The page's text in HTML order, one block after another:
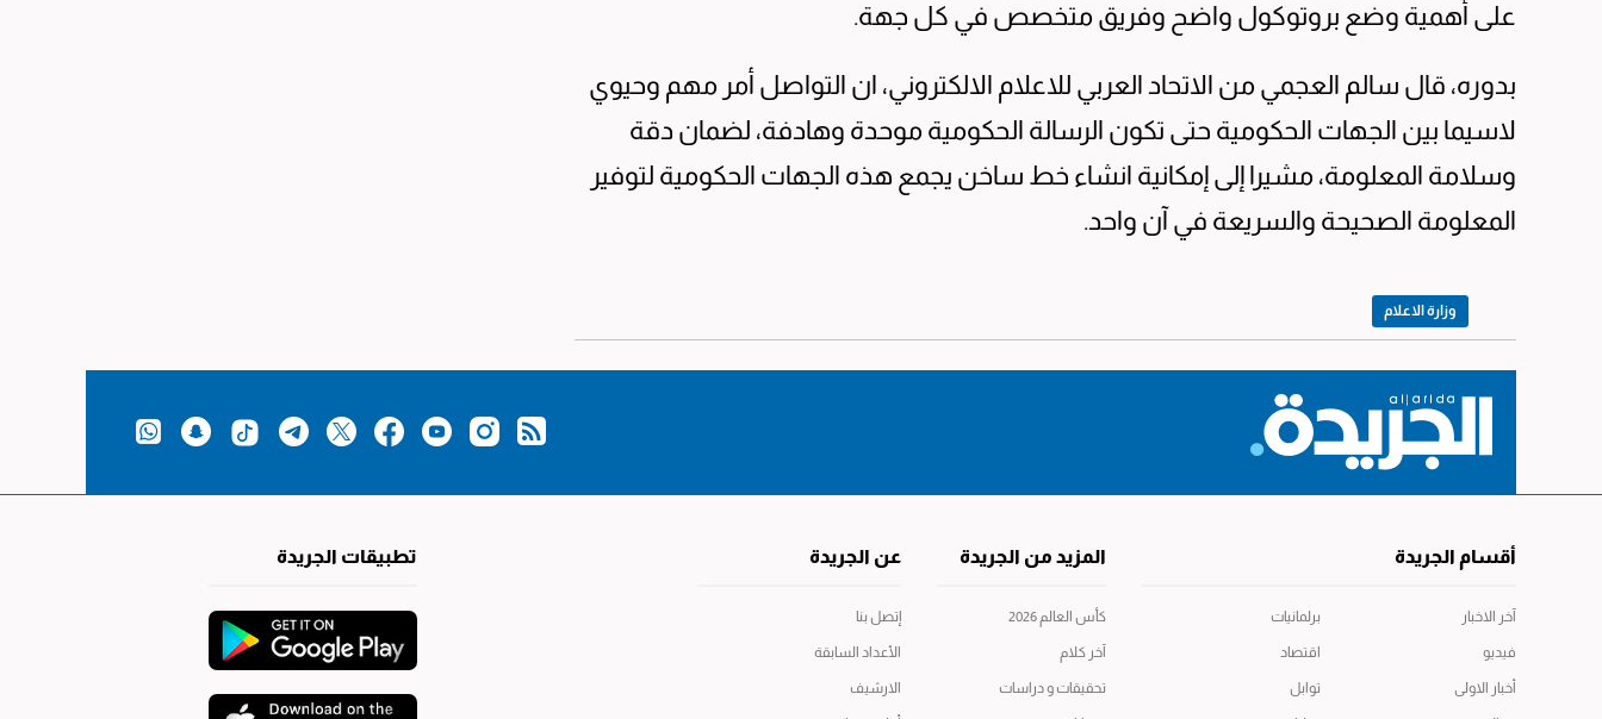
على أهمية وضع بروتوكول واضح وفريق متخصص في كل جهة.
بدوره، قال سالم العجمي من الاتحاد العربي للاعلام الالكتروني، ان التواصل أمر مهم وحيوي
لاسيما بين الجهات الحكومية حتى تكون الرسالة الحكومية موحدة وهادفة، لضمان دقة
وسلامة المعلومة، مشيرا إلى إمكانية انشاء خط ساخن يجمع هذه الجهات الحكومية لتوفير
المعلومة الصحيحة والسريعة في آن واحد.
وزارة الاعلام
أقسام الجريدة
آخر الاخبار
فيديو
أخبار الاولى
برلمانيات
اقتصاد
توابل
المزيد من الجريدة
كأس العالم 2026
آخر كلام
تحقيقات و دراسات
عن الجريدة
إتصل بنا
الأعداد السابقة
الارشيف
تطبيقات الجريدة